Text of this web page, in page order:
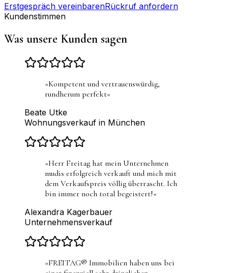
Erstgespräch vereinbarenRückruf anfordern
Kundenstimmen
Was unsere Kunden sagen
»Kompetent und vertrauenswürdig,
rundherum perfekt«
Beate Utke
Wohnungsverkauf in München
»Herr Freitag hat mein Unternehmen
mudis erfolgreich verkauft und mich mit
dem Verkaufspreis völlig überrascht. Ich
bin immer noch total begeistert!«
Alexandra Kagerbauer
Unternehmensverkauf
»FREITAG® Immobilien haben uns bei